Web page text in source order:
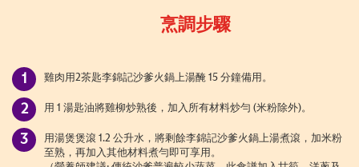
烹調步驟
雞肉用2茶匙李錦記沙爹火鍋上湯醃 15 分鐘備用。
用 1 湯匙油將雞柳炒熟後，加入所有材料炒勻 (米粉除外)。
用湯煲煲滾 1.2 公升水，將剩餘李錦記沙爹火鍋上湯煮滾，加米粉
至熟，再加入其他材料煮勻即可享用。